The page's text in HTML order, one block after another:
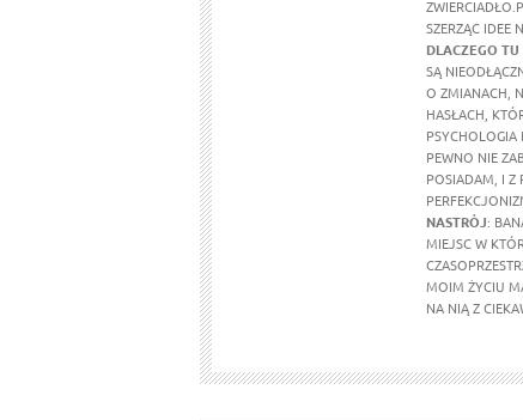
SZERZĄC IDEE
DLACZEGO
SĄ
O ZMIANACH,
HASŁACH,
PSYCHOLOGIA
PEWNO NIE
POSIADAM, I Z
NASTRÓJ:
MIEJSC W
MOIM ŻYCIU
NA NIĄ Z